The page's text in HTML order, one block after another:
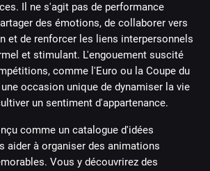
Il ne s'agit pas de performance
des émotions, de collaborer vers
et de renforcer les liens interpersonnels
et stimulant. L'engouement suscité
comme l'Euro ou la Coupe du
occasion unique de dynamiser la vie
un sentiment d'appartenance.
comme un catalogue d'idées
aider à organiser des animations
Vous y découvrirez des